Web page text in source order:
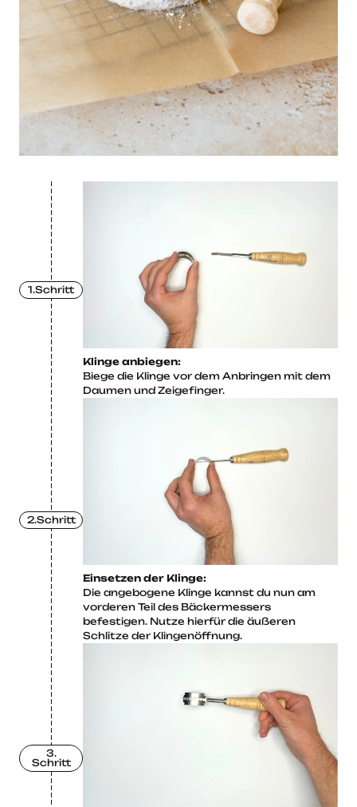
1.Schritt
Klinge anbiegen:
Biege die Klinge vor dem Anbringen mit dem
Daumen und Zeigefinger.
2.Schritt
Einsetzen der Klinge:
Die angebogene Klinge kannst du nun am
vorderen Teil des Bäckermessers
befestigen. Nutze hierfür die äußeren
Schlitze der Klingenöffnung.
3.
Schritt